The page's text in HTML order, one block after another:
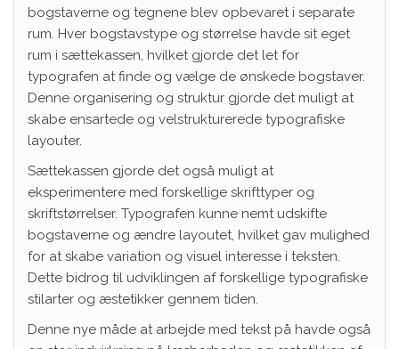
bogstaverne og tegnene blev opbevaret i separate
rum. Hver bogstavstype og størrelse havde sit eget
rum i sættekassen, hvilket gjorde det let for
typografen at finde og vælge de ønskede bogstaver.
Denne organisering og struktur gjorde det muligt at
skabe ensartede og velstrukturerede typografiske
layouter.
Sættekassen gjorde det også muligt at
eksperimentere med forskellige skrifttyper og
skriftstørrelser. Typografen kunne nemt udskifte
bogstaverne og ændre layoutet, hvilket gav mulighed
for at skabe variation og visuel interesse i teksten.
Dette bidrog til udviklingen af forskellige typografiske
stilarter og æstetikker gennem tiden.
Denne nye måde at arbejde med tekst på havde også